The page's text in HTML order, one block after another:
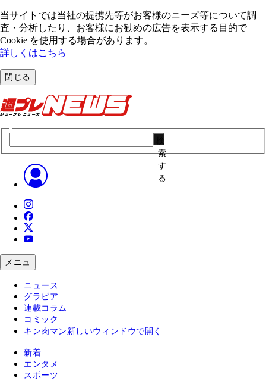
当サイトでは当社の提携先等がお客様のニーズ等について調
査・分析したり、お客様にお勧めの広告を表⽰する⽬的で
Cookie を使⽤する場合があります。
詳しくはこちら
閉じる
索
す
る
メニュ
ニュース
グラビア
連載コラム
コミック
キン肉マン 新しいウィンドウで開く
新着
エンタメ
スポーツ